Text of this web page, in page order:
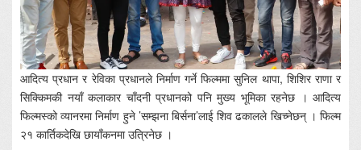
आदित्य प्रधान र रेविका प्रधानले निर्माण गर्ने फिल्ममा सुनिल थापा, शिशिर राणा र
सिक्किमकी नयाँ कलाकार चाँदनी प्रधानको पनि मुख्य भूमिका रहनेछ । आदित्य
फिल्मस्को व्यानरमा निर्माण हुने ’सम्झना बिर्सना’लाई शिव ढकालले खिच्नेछन् । फिल्म
२१ कार्तिकदेखि छायाँकनमा उत्रिनेछ ।